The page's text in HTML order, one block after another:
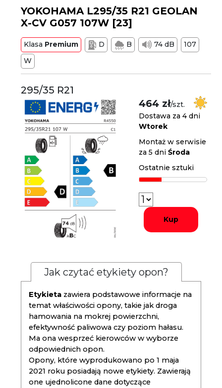
YOKOHAMA L295/35 R21 GEOLAN
X-CV G057 107W [23]
Klasa Premium D B 74 dB
107
W
295/35 R21
464 zł/szt.
Dostawa za 4 dni
Wtorek
Montaż w serwisie
za 5 dniŚroda
Ostatnie sztuki
Kup
Jak czytać etykiety opon?
Etykieta zawiera podstawowe informacje na
temat właściwości opony, takie jak droga
hamowania na mokrej powierzchni,
efektywność paliwowa czy poziom hałasu.
Ma ona wesprzeć kierowców w wyborze
odpowiednich opon.
Opony, które wyprodukowano po 1 maja
2021 roku posiadają nowe etykiety. Zawierają
one ujednolicone dane dotyczące